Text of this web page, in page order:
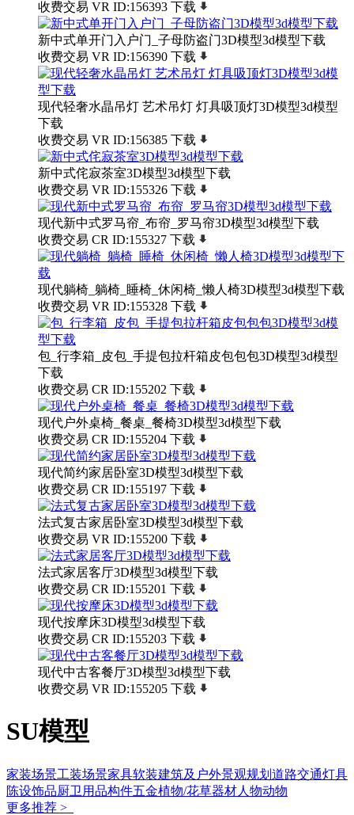
收费交易 VR ID:156393 下载
新中式单开门入户门_子母防盗门3D模型3d模型下载
收费交易 VR ID:156390 下载
现代轻奢水晶吊灯 艺术吊灯 灯具吸顶灯3D模型3d模型
下载
收费交易 VR ID:156385 下载
新中式侘寂茶室3D模型3d模型下载
收费交易 VR ID:155326 下载
现代新中式罗马帘_布帘_罗马帘3D模型3d模型下载
收费交易 CR ID:155327 下载
现代躺椅_躺椅_睡椅_休闲椅_懒人椅3D模型3d模型下载
收费交易 VR ID:155328 下载
包_行李箱_皮包_手提包拉杆箱皮包包包3D模型3d模型
下载
收费交易 CR ID:155202 下载
现代户外桌椅_餐桌_餐椅3D模型3d模型下载
收费交易 CR ID:155204 下载
现代简约家居卧室3D模型3d模型下载
收费交易 CR ID:155197 下载
法式复古家居卧室3D模型3d模型下载
收费交易 VR ID:155200 下载
法式家居客厅3D模型3d模型下载
收费交易 CR ID:155201 下载
现代按摩床3D模型3d模型下载
收费交易 CR ID:155203 下载
现代中古客餐厅3D模型3d模型下载
收费交易 VR ID:155205 下载
SU模型
家装场景工装场景家具软装建筑及户外景观规划 道路交通灯具
陈设饰品厨卫用品构件五金植物/花草器材人物动物
更多推荐 >